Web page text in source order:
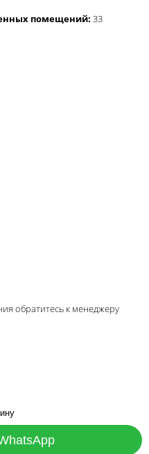
помещений: 33
обратитесь к менеджеру